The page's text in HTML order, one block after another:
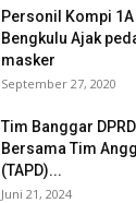
Personil Kompi
Bengkulu Ajak
masker
September 27, 2020
Tim Banggar
Bersama Tim
(TAPD)...
Juni 21, 2024